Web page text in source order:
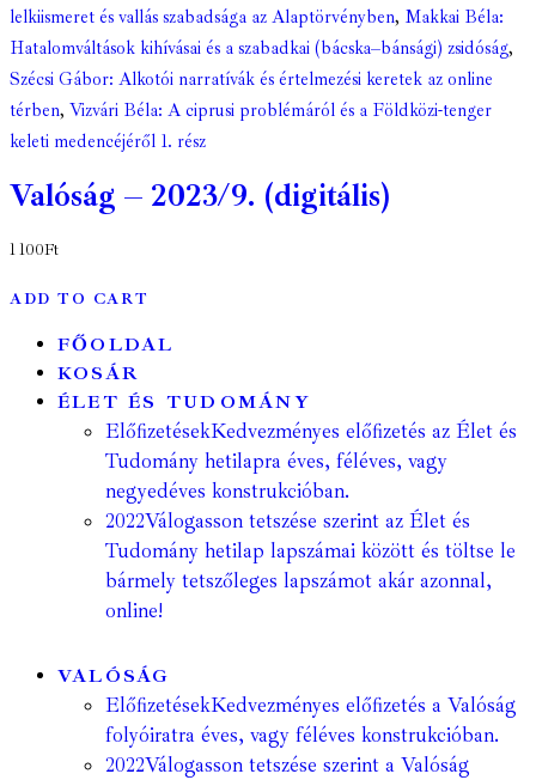
lelkiismeret és vallás szabadsága az Alaptörvényben, Makkai Béla:
Hatalomváltások kihívásai és a szabadkai (bácska–bánsági) zsidóság,
Szécsi Gábor: Alkotói narratívák és értelmezési keretek az online
térben, Vizvári Béla: A ciprusi problémáról és a Földközi-tenger
keleti medencéjéről 1. rész
Valóság – 2023/9. (digitális)
1 100Ft
ADD TO CART
FŐOLDAL
KOSÁR
ÉLET ÉS TUDOMÁNY
ElőfizetésekKedvezményes előfizetés az Élet és
Tudomány hetilapra éves, féléves, vagy
negyedéves konstrukcióban.
2022Válogasson tetszése szerint az Élet és
Tudomány hetilap lapszámai között és töltse le
bármely tetszőleges lapszámot akár azonnal,
online!
VALÓSÁG
ElőfizetésekKedvezményes előfizetés a Valóság
folyóiratra éves, vagy féléves konstrukcióban.
2022Válogasson tetszése szerint a Valóság